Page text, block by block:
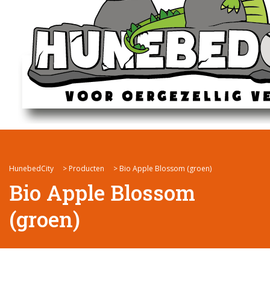
HunebedCity > Producten > Bio Apple Blossom (groen)
Bio Apple Blossom
(groen)